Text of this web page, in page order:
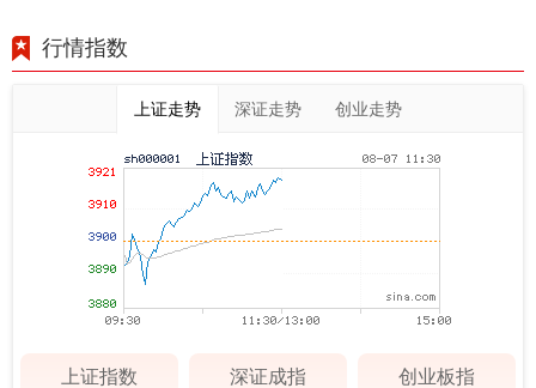
行情指数
上证走势 深证走势 创业走势
上证指数 深证成指 创业板指